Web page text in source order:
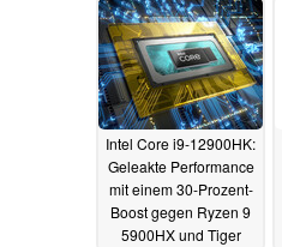
Intel Core i9-12900HK:
Geleakte Performance
mit einem 30-Prozent-
Boost gegen Ryzen 9
5900HX und Tiger